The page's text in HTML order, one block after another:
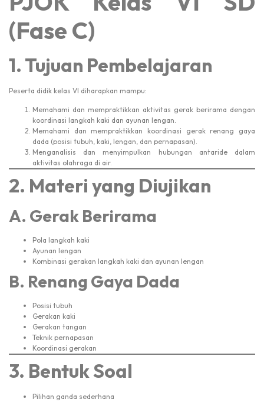
(Fase C)
1. Tujuan Pembelajaran
Peserta didik kelas VI diharapkan mampu:
Memahami dan mempraktikkan aktivitas gerak berirama dengan
koordinasi langkah kaki dan ayunan lengan.
Memahami dan mempraktikkan koordinasi gerak renang gaya
dada (posisi tubuh, kaki, lengan, dan pernapasan).
Menganalisis dan menyimpulkan hubungan antaride dalam
aktivitas olahraga di air.
2. Materi yang Diujikan
A. Gerak Berirama
Pola langkah kaki
Ayunan lengan
Kombinasi gerakan langkah kaki dan ayunan lengan
B. Renang Gaya Dada
Posisi tubuh
Gerakan kaki
Gerakan tangan
Teknik pernapasan
Koordinasi gerakan
3. Bentuk Soal
Pilihan ganda sederhana